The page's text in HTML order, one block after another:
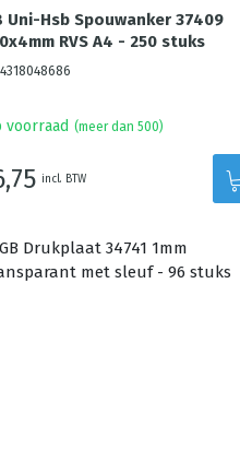
Uni-Hsb Spouwanker 37409
RVS A4 - 250 stuks
voorraad (meer dan 500)
incl. BTW